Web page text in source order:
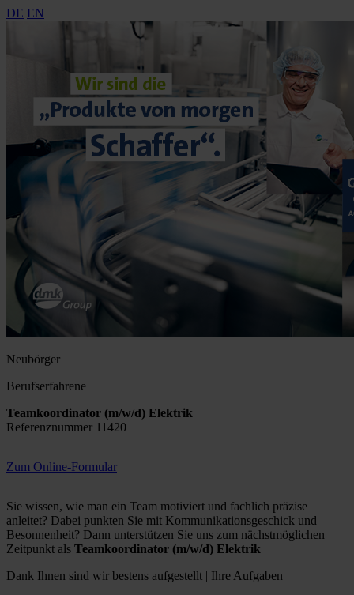
DE EN
Neubörger
Berufserfahrene
Teamkoordinator (m/w/d) Elektrik
Referenznummer 11420
Zum Online-Formular
Sie wissen, wie man ein Team motiviert und fachlich präzise
anleitet? Dabei punkten Sie mit Kommunikationsgeschick und
Besonnenheit? Dann unterstützen Sie uns zum nächstmöglichen
Zeitpunkt als Teamkoordinator (m/w/d) Elektrik
Dank Ihnen sind wir bestens aufgestellt | Ihre Aufgaben